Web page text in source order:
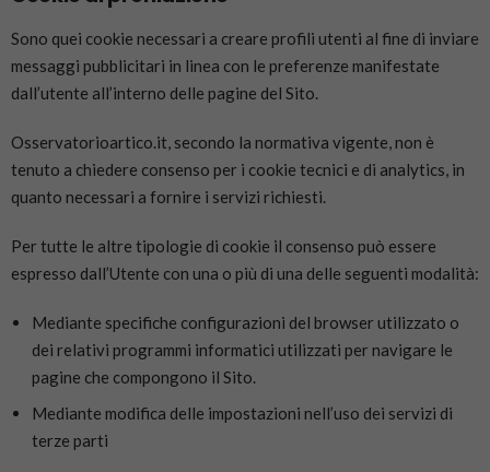
Sono quei cookie necessari a creare profili utenti al fine di inviare
messaggi pubblicitari in linea con le preferenze manifestate
dall’utente all’interno delle pagine del Sito.
Osservatorioartico.it, secondo la normativa vigente, non è
tenuto a chiedere consenso per i cookie tecnici e di analytics, in
quanto necessari a fornire i servizi richiesti.
Per tutte le altre tipologie di cookie il consenso può essere
espresso dall’Utente con una o più di una delle seguenti modalità:
Mediante specifiche configurazioni del browser utilizzato o
dei relativi programmi informatici utilizzati per navigare le
pagine che compongono il Sito.
Mediante modifica delle impostazioni nell’uso dei servizi di
terze parti